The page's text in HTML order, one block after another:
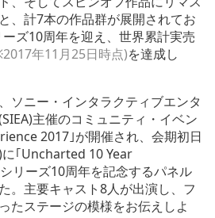
、計7本の作品群が展開されてお
ズ10周年を迎え、世界累計実売
年11月25日時点)を達成し
ソニー・インタラクティブエンタ
主催のコミュニティ・イベン
2017｣が開催され、会期初日
｢Uncharted 10 Year
リーズ10周年を記念するパネル
。主要キャスト8人が出演し、フ
たステージの模様をお伝えしよ